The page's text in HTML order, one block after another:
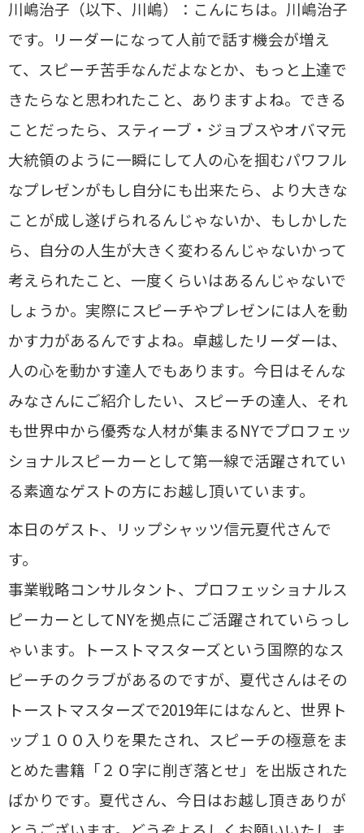
川嶋治子（以下、川嶋）：こんにちは。川嶋治子
です。リーダーになって人前で話す機会が増え
て、スピーチ苦手なんだよなとか、もっと上達で
きたらなと思われたこと、ありますよね。できる
ことだったら、スティーブ・ジョブスやオバマ元
大統領のように一瞬にして人の心を掴むパワフル
なプレゼンがもし自分にも出来たら、より大きな
ことが成し遂げられるんじゃないか、もしかした
ら、自分の人生が大きく変わるんじゃないかって
考えられたこと、一度くらいはあるんじゃないで
しょうか。実際にスピーチやプレゼンには人を動
かす力があるんですよね。卓越したリーダーは、
人の心を動かす達人でもあります。今日はそんな
みなさんにご紹介したい、スピーチの達人、それ
も世界中から優秀な人材が集まるNYでプロフェッ
ショナルスピーカーとして第一線で活躍されてい
る素適なゲストの方にお越し頂いています。
本日のゲスト、リップシャッツ信元夏代さんで
す。
事業戦略コンサルタント、プロフェッショナルス
ピーカーとしてNYを拠点にご活躍されていらっし
ゃいます。トーストマスターズという国際的なス
ピーチのクラブがあるのですが、夏代さんはその
トーストマスターズで2019年にはなんと、世界ト
ップ１００入りを果たされ、スピーチの極意をま
とめた書籍「２０字に削ぎ落とせ」を出版された
ばかりです。夏代さん、今日はお越し頂きありが